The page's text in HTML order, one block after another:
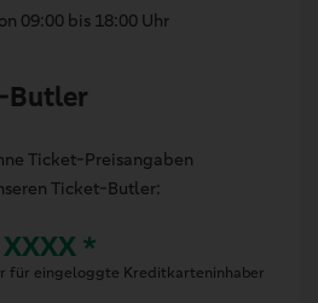
09:00 bis 18:00 Uhr
Butler
Ticket-Preisangaben
Ticket-Butler:
*
für eingeloggte Kreditkarteninhaber